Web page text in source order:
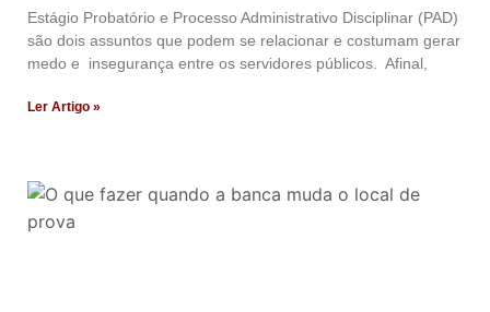
Estágio Probatório e Processo Administrativo Disciplinar (PAD)
são dois assuntos que podem se relacionar e costumam gerar
medo e insegurança entre os servidores públicos. Afinal,
Ler Artigo »